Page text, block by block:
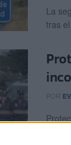
La
tras
POR